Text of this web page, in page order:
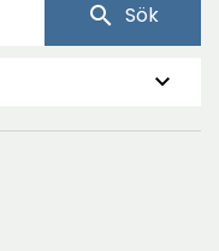
search Sök